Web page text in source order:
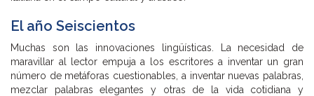
El año Seiscientos
Muchas son las innovaciones lingüísticas. La necesidad de
maravillar al lector empuja a los escritores a inventar un gran
número de metáforas cuestionables, a inventar nuevas palabras,
mezclar palabras elegantes y otras de la vida cotidiana y